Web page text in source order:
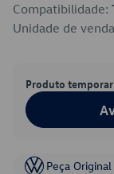
Compatibilidade:
Unidade de
Produto
Peça